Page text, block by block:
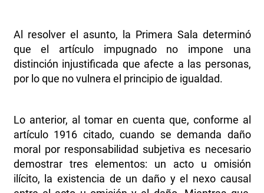
Al resolver el asunto, la Primera Sala determinó
que el artículo impugnado no impone una
distinción injustificada que afecte a las personas,
por lo que no vulnera el principio de igualdad.
Lo anterior, al tomar en cuenta que, conforme al
artículo 1916 citado, cuando se demanda daño
moral por responsabilidad subjetiva es necesario
demostrar tres elementos: un acto u omisión
ilícito, la existencia de un daño y el nexo causal